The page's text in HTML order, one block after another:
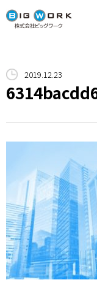
2019.12.23